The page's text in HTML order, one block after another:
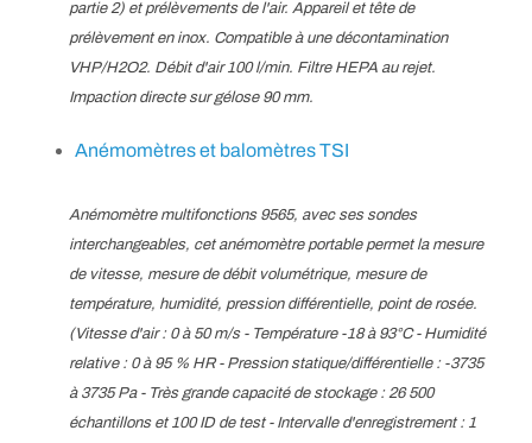
partie 2) et prélèvements de l'air. Appareil et tête de
prélèvement en inox. Compatible à une décontamination
VHP/H2O2. Débit d'air 100 l/min. Filtre HEPA au rejet.
Impaction directe sur gélose 90 mm.
Anémomètres et balomètres TSI
Anémomètre multifonctions 9565, avec ses sondes
interchangeables, cet anémomètre portable permet la mesure
de vitesse, mesure de débit volumétrique, mesure de
température, humidité, pression différentielle, point de rosée.
(Vitesse d'air : 0 à 50 m/s - Température -18 à 93°C - Humidité
relative : 0 à 95 % HR - Pression statique/différentielle : -3735
à 3735 Pa - Très grande capacité de stockage : 26 500
échantillons et 100 ID de test - Intervalle d'enregistrement : 1